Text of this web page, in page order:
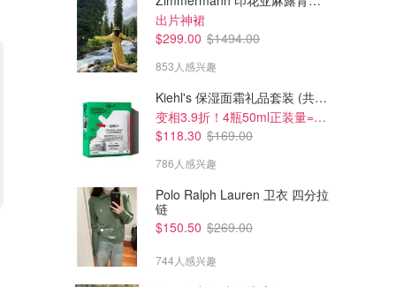
$68.00
SKIMS 不对称上衣 樱粉色
$102.00
出片神裙
$299.00 $1494.00
853人感兴趣
Kiehl's 保湿面霜礼品套装 (共200ml)
变相3.9折！4瓶50ml正装量=$29/瓶
$118.30 $169.00
786人感兴趣
Polo Ralph Lauren 卫衣 四分拉
链
$150.50 $269.00
744人感兴趣